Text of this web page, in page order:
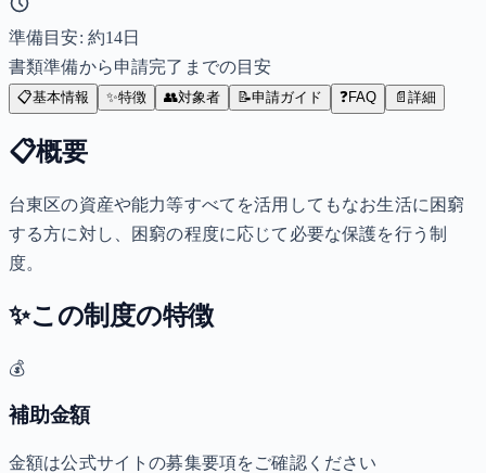
準備目安: 約14日
書類準備から申請完了までの目安
📋基本情報 ✨特徴 👥対象者 📝申請ガイド ❓FAQ 📄 詳細
📋概要
台東区の資産や能力等すべてを活用してもなお生活に困窮
する方に対し、困窮の程度に応じて必要な保護を行う制
度。
✨この制度の特徴
💰
補助金額
金額は公式サイトの募集要項をご確認ください